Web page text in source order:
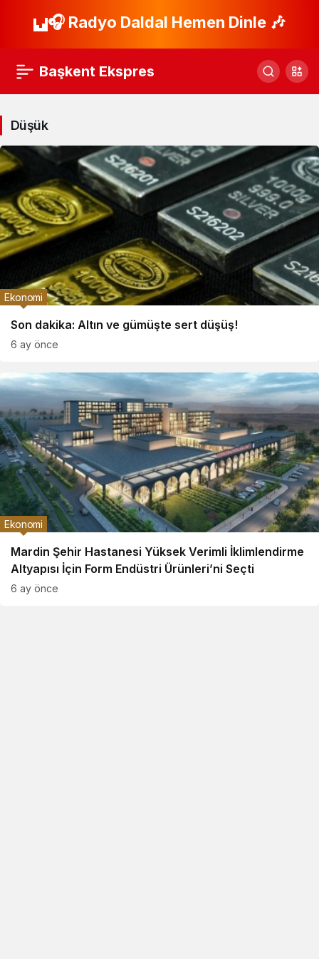
🎧 Radyo Daldal Hemen Dinle 🎶
Başkent Ekspres
Düşük
Son dakika: Altın ve gümüşte sert düşüş!
Ekonomi
6 ay önce
Mardin Şehir Hastanesi Yüksek Verimli İklimlendirme
Altyapısı İçin Form Endüstri Ürünleri’ni Seçti
Ekonomi
6 ay önce